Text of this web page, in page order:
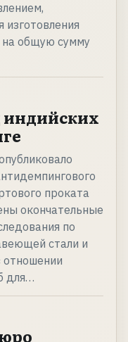
на общую сумму
проката
окончательные
по
стали и
для…